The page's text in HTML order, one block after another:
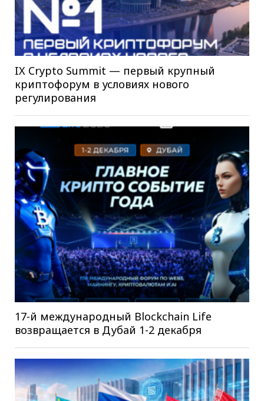
IX Crypto Summit — первый крупный
криптофорум в условиях нового
регулирования
17-й международный Blockchain Life
возвращается в Дубай 1-2 декабря